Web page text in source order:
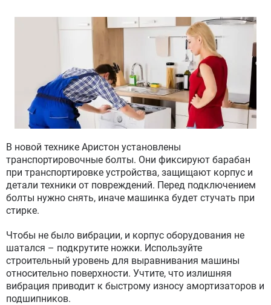
В новой технике Аристон установлены
транспортировочные болты. Они фиксируют барабан
при транспортировке устройства, защищают корпус и
детали техники от повреждений. Перед подключением
болты нужно снять, иначе машинка будет стучать при
стирке.
Чтобы не было вибрации, и корпус оборудования не
шатался – подкрутите ножки. Используйте
строительный уровень для выравнивания машины
относительно поверхности. Учтите, что излишняя
вибрация приводит к быстрому износу амортизаторов и
подшипников.